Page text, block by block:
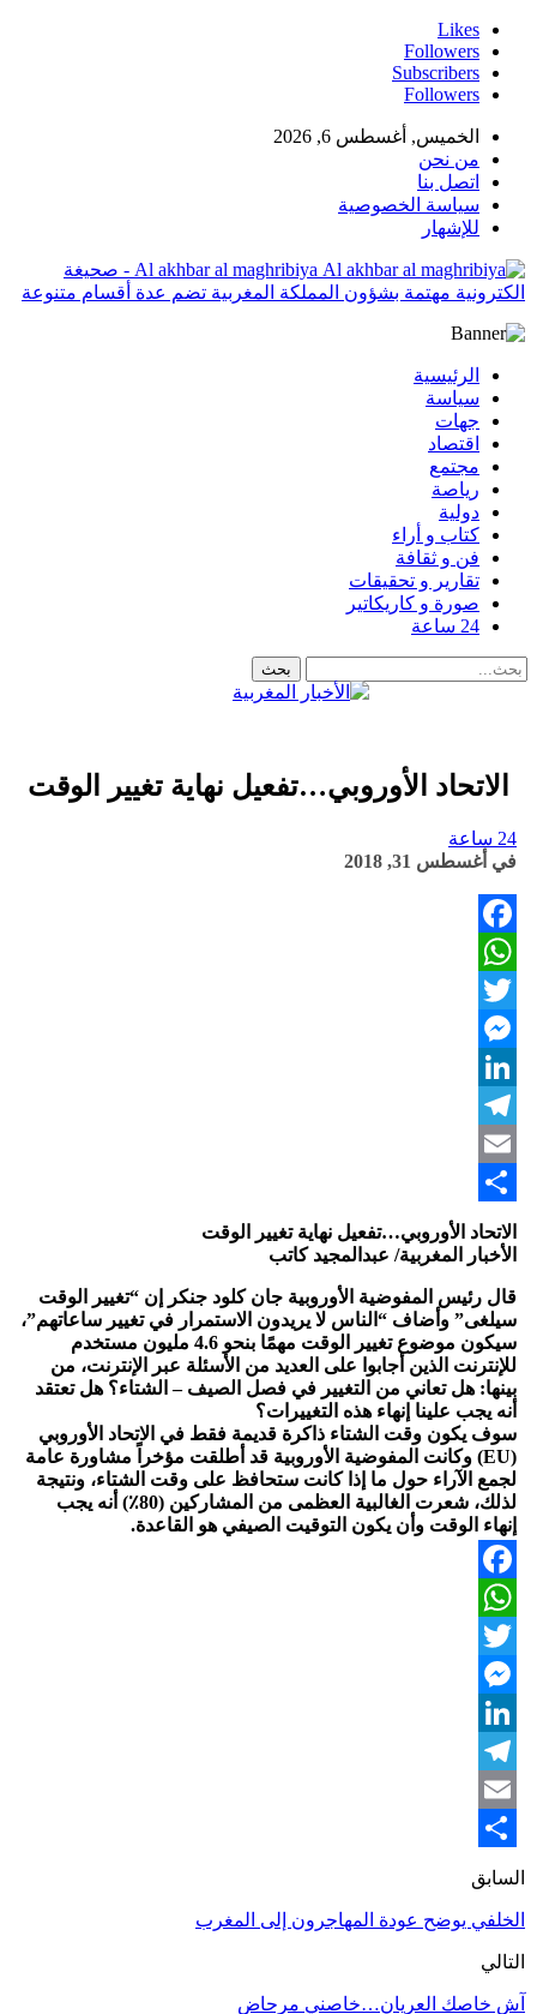
Likes
Followers
Subscribers
Followers
الخميس, أغسطس 6, 2026
من نحن
اتصل بنا
سياسة الخصوصية
للإشهار
Al akhbar al maghribiya - صحيغة
الكترونية مهتمة بشؤون المملكة المغربية تضم عدة أقسام متنوعة
الرئيسية
سياسة
جهات
اقتصاد
مجتمع
رياصة
دولية
كتاب و أراء
فن و ثقافة
تقارير و تحقيقات
صورة و كاريكاتير
24 ساعة
الاتحاد الأوروبي…تفعيل نهاية تغيير الوقت
24 ساعة
في أغسطس 31, 2018
Facebook
WhatsApp
Twitter
Messenger
LinkedIn
Telegram
Email
Share
الاتحاد الأوروبي…تفعيل نهاية تغيير الوقت
الأخبار المغربية/ عبدالمجيد كاتب
قال رئيس المفوضية الأوروبية جان كلود جنكر إن “تغيير الوقت
سيلغى” وأضاف “الناس لا يريدون الاستمرار في تغيير ساعاتهم”،
سيكون موضوع تغيير الوقت مهمًا بنحو 4.6 مليون مستخدم
للإنترنت الذين أجابوا على العديد من الأسئلة عبر الإنترنت، من
بينها: هل تعاني من التغيير في فصل الصيف – الشتاء؟ هل تعتقد
أنه يجب علينا إنهاء هذه التغييرات؟
سوف يكون وقت الشتاء ذاكرة قديمة فقط في الاتحاد الأوروبي
(EU) وكانت المفوضية الأوروبية قد أطلقت مؤخراً مشاورة عامة
لجمع الآراء حول ما إذا كانت ستحافظ على وقت الشتاء، ونتيجة
لذلك، شعرت الغالبية العظمى من المشاركين (80٪) أنه يجب
إنهاء الوقت وأن يكون التوقيت الصيفي هو القاعدة.
Facebook
WhatsApp
Twitter
Messenger
LinkedIn
Telegram
Email
Share
السابق
الخلفي يوضح عودة المهاجرون إلى المغرب
التالي
آش خاصك العريان…خاصني مرحاض